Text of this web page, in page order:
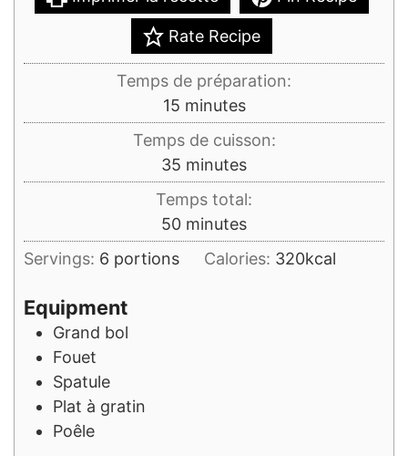
Rate Recipe
Temps de préparation:
15minutes
minutes
Temps de cuisson:
35 minutes
minutes
Temps total:
50minutes
minutes
Servings: 6 portions Calories: 320kcal
Equipment
Grand bol
Fouet
Spatule
Plat à gratin
Poêle